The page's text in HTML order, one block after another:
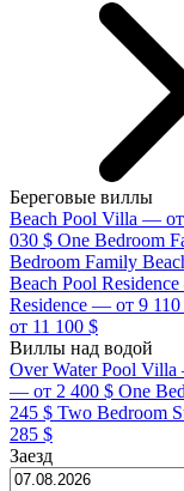
Береговые виллы
Beach Pool Villa —
030 $ One Bedroom
Bedroom Family
Beach Pool
Residence — от 9 110
от 11 100 $
Виллы над водой
Over Water Pool
— от 2 400 $ One
245 $ Two Bedroom
285 $
Заезд